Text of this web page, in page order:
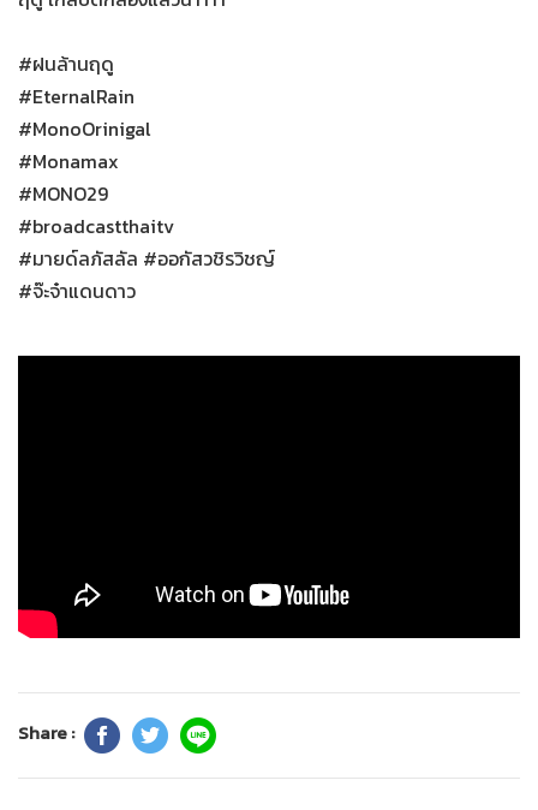
#ฝนล้านฤดู
#EternalRain
#MonoOrinigal
#Monamax
#MONO29
#broadcastthaitv
#มายด์ลภัสลัล #ออกัสวชิรวิชญ์
#จ๊ะจ๋าแดนดาว
Share :